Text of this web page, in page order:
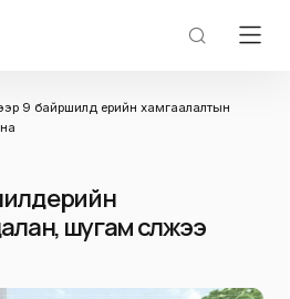
9 байршилд үерийн хамгаалалтын
үерийн
шугам сүлжээ